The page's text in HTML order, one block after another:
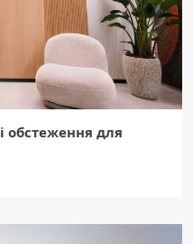
обстеження для